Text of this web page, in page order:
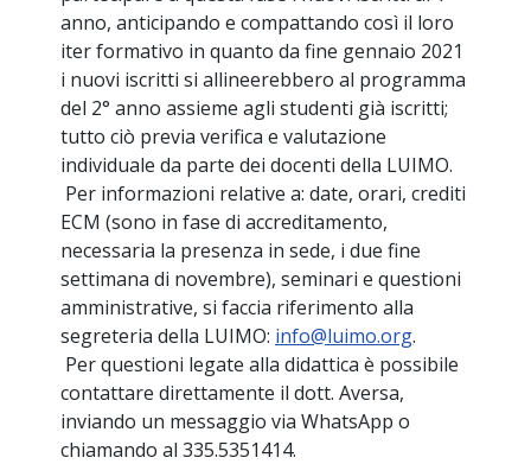
anno, anticipando e compattando così il loro
iter formativo in quanto da fine gennaio 2021
i nuovi iscritti si allineerebbero al programma
del 2° anno assieme agli studenti già iscritti;
tutto ciò previa verifica e valutazione
individuale da parte dei docenti della LUIMO.
Per informazioni relative a: date, orari, crediti
ECM (sono in fase di accreditamento,
necessaria la presenza in sede, i due fine
settimana di novembre), seminari e questioni
amministrative, si faccia riferimento alla
segreteria della LUIMO: info@luimo.org.
Per questioni legate alla didattica è possibile
contattare direttamente il dott. Aversa,
inviando un messaggio via WhatsApp o
chiamando al 335.5351414.